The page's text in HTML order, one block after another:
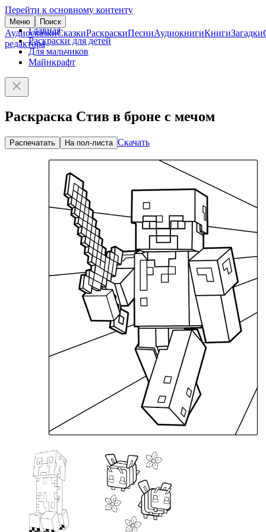
Перейти к основному контенту
Меню Поиск
АудиосказкиСказкиРаскраскиПесниАудиокнигиКнигиЗагадки
редактора
Главная
Раскраски для детей
Для мальчиков
Майнкрафт
Раскраска Стив в броне с мечом
Распечатать На пол-листа Скачать